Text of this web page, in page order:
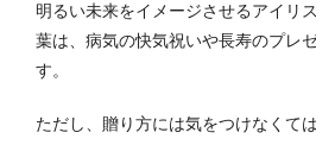
明るい未来をイメージさせるアイリ
葉は、病気の快気祝いや長寿のプレ
す。
ただし、贈り方には気をつけなくて